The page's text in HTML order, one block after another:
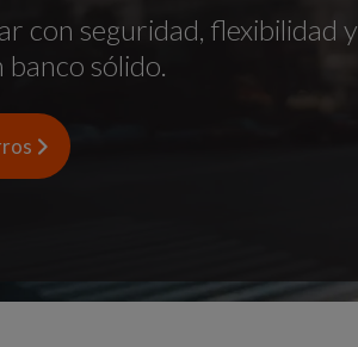
con seguridad, flexibilidad y
banco sólido.